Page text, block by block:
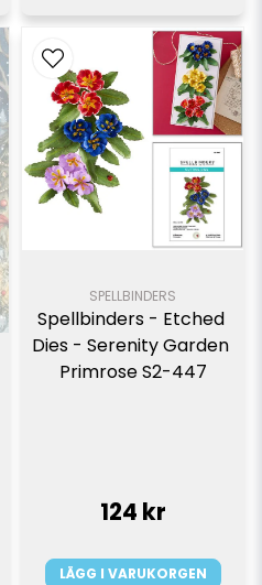
SPELLBINDERS
Spellbinders - Etched
Dies - Serenity Garden
Primrose S2-447
124 kr
LÄGG I VARUKORGEN